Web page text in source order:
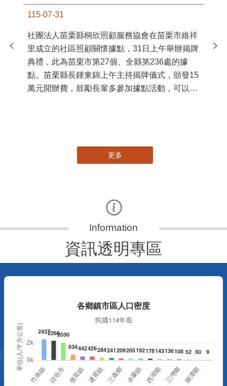
115-07-31
社團法人苗栗縣桐欣照顧服務協會在苗栗市維祥
里成立的社區照顧關懷據點，31日上午舉辦揭牌
典禮，此為苗栗市第27個、全縣第236處的據
點。苗栗縣長鍾東錦上午主持揭牌儀式，頒發15
萬元開辦費，鼓勵長輩多參加據點活動，可以更
苗
更多
資訊透明專區